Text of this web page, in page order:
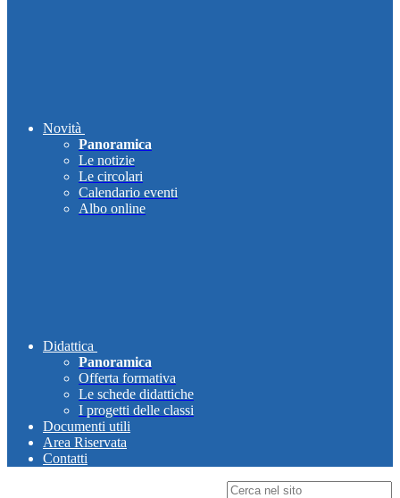
Novità
Panoramica
Le notizie
Le circolari
Calendario eventi
Albo online
Didattica
Panoramica
Offerta formativa
Le schede didattiche
I progetti delle classi
Documenti utili
Area Riservata
Contatti